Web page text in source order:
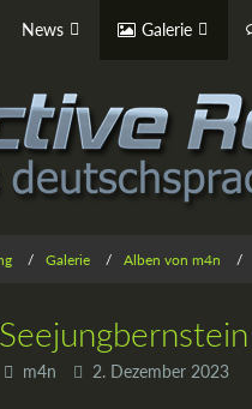
News Galerie
Galerie Alben von m4n
Seejungbernstein
m4n 2. Dezember 2023